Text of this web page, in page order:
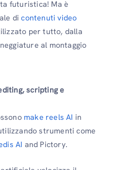
futuristica! Ma è
dicontenuti video
per tutto, dalla
al montaggio
scripting e
make reels AI in
strumenti come
AI and Pictory.